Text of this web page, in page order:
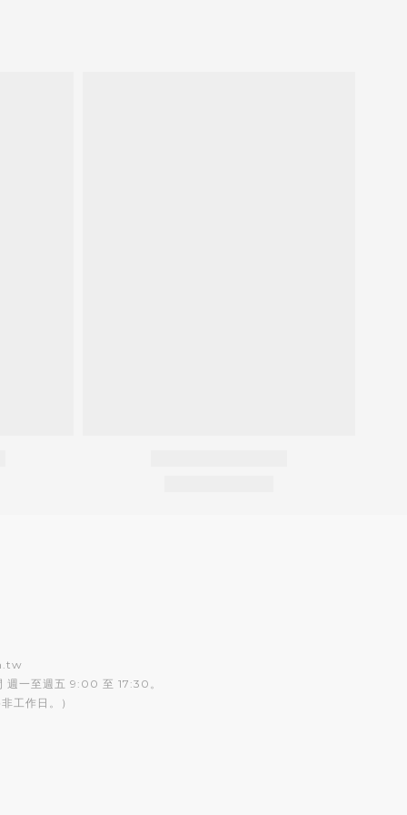
週一至週五 9:00 至 17:30。
工作日。）